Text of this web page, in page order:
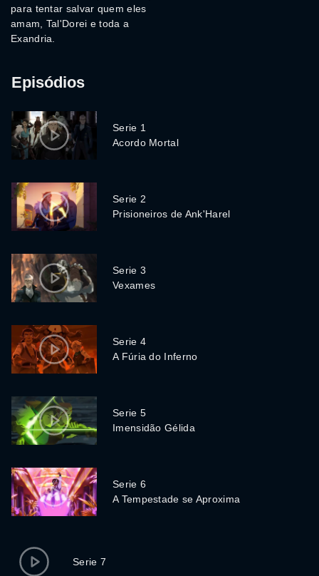
para tentar salvar quem eles
amam, Tal'Dorei e toda a
Exandria.
Episódios
Serie 1
Acordo Mortal
Serie 2
Prisioneiros de Ank'Harel
Serie 3
Vexames
Serie 4
A Fúria do Inferno
Serie 5
Imensidão Gélida
Serie 6
A Tempestade se Aproxima
Serie 7